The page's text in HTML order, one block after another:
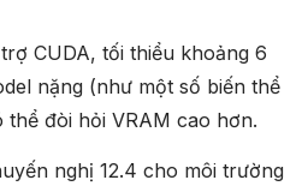
CUDA, tối thiểu khoảng 6
nặng (như một số biến thể
thể đòi hỏi VRAM cao hơn.
nghị 12.4 cho môi trường